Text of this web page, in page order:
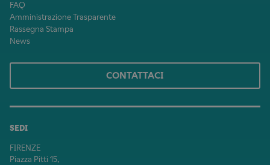
FAQ
Amministrazione Trasparente
Rassegna Stampa
News
SEDI
FIRENZE
Piazza Pitti 15,
CONTATTACI